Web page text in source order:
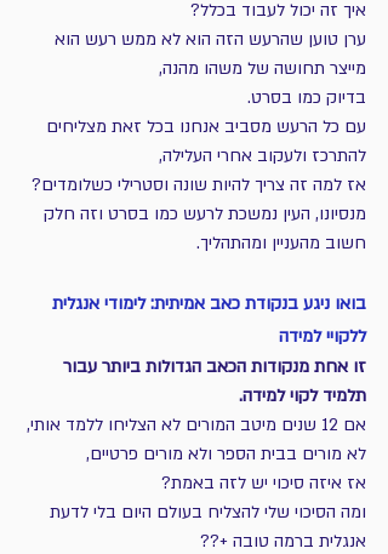
איך זה יכול לעבוד בכלל?
ערן טוען שהרעש הזה הוא לא ממש רעש הוא
מייצר תחושה של משהו מהנה,
בדיוק כמו בסרט.
עם כל הרעש מסביב אנחנו בכל זאת מצליחים
להתרכז ולעקוב אחרי העלילה,
אז למה זה צריך להיות שונה וסטרילי כשלומדים?
מנסיונו, העין נמשכת לרעש כמו בסרט וזה חלק
חשוב מהעניין ומהתהליך.
בואו ניגע בנקודת כאב אמיתית: לימודי אנגלית
ללקויי למידה
זו אחת מנקודות הכאב הגדולות ביותר עבור
תלמיד לקוי למידה.
אם 12 שנים מיטב המורים לא הצליחו ללמד אותי,
לא מורים בבית הספר ולא מורים פרטיים,
אז איזה סיכוי יש לזה באמת?
ומה הסיכוי שלי להצליח בעולם היום בלי לדעת
אנגלית ברמה טובה +??